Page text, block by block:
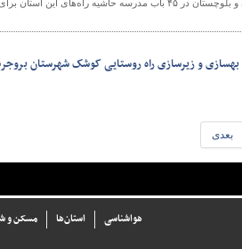
سیستان و بلوچستان در ۴۵ باب مدرسه حاشیه
و زیرسازی راه روستایی کوشک شهرستان
بعدی
مسکن و استان‌ها
هواشناسی